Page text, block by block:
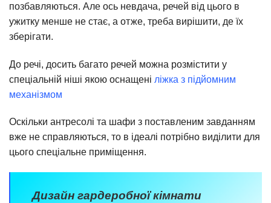
позбавляються. Але ось невдача, речей від цього в
ужитку менше не стає, а отже, треба вирішити, де їх
зберігати.
До речі, досить багато речей можна розмістити у
спеціальній ніші якою оснащені ліжка з підйомним
механізмом
Оскільки антресолі та шафи з поставленим завданням
вже не справляються, то в ідеалі потрібно виділити для
цього спеціальне приміщення.
Дизайн гардеробної кімнати